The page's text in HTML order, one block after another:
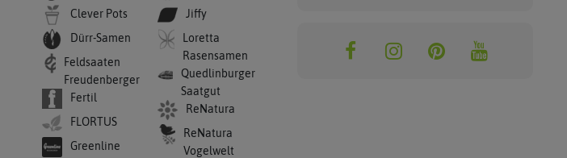
Clever Pots
Dürr-Samen
Feldsaaten
Freudenberger
Fertil
FLORTUS
Greenline
Jiffy
Loretta
Rasensamen
Quedlinburger
Saatgut
ReNatura
ReNatura
Vogelwelt